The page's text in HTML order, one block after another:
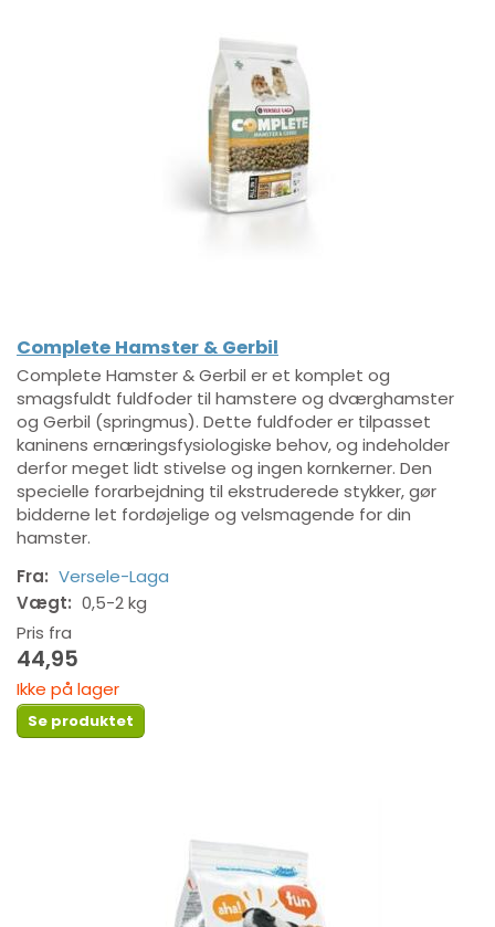
Complete Hamster & Gerbil
Complete Hamster & Gerbil er et komplet og
smagsfuldt fuldfoder til hamstere og dværghamster
og Gerbil (springmus). Dette fuldfoder er tilpasset
kaninens ernæringsfysiologiske behov, og indeholder
derfor meget lidt stivelse og ingen kornkerner. Den
specielle forarbejdning til ekstruderede stykker, gør
bidderne let fordøjelige og velsmagende for din
hamster.
Fra: Versele-Laga
Vægt: 0,5-2 kg
Pris fra
44,95
Ikke på lager
Se produktet